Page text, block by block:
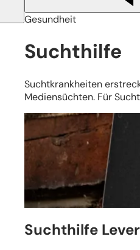
Gesundheit
Suchthilfe
Suchtkrankheiten
Mediensüchten. Für
Suchthilfe